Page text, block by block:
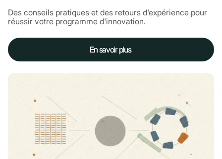
Des conseils pratiques et des retours d'expérience pour
réussir votre programme d'innovation.
En savoir plus
En savoir plus